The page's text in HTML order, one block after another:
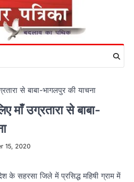
से बाबा-भागलपुर की याचना
माँ उग्रतारा से बाबा-
15, 2020
के सहरसा जिले में प्रसिद्ध महिषी ग्राम में